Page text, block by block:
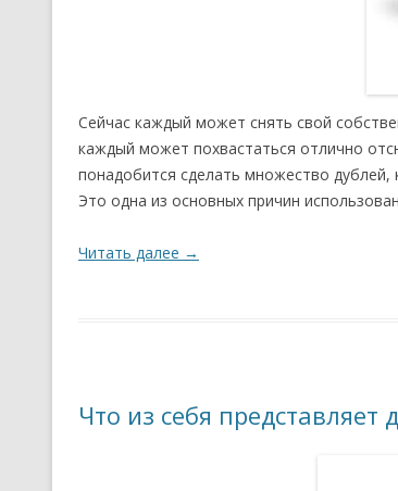
Сейчас каждый может снять свой
каждый может похвастаться отлично
понадобится сделать множество
Это одна из основных причин
Читать далее →
Что из себя